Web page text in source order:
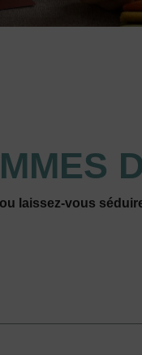
laissez-vous